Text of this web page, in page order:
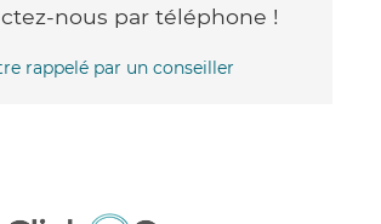
nous par téléphone !
rappelé par un conseiller